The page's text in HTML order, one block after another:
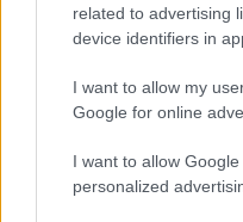
related to advertising
device identifiers in
I want to allow my
Google for online
I want to allow
personalized
Gérecz Attila
elhallgatta, így máig
színészi jelenlét
Szökéscímű előadást.„